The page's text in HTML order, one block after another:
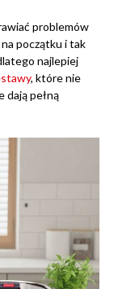
problemów
początku i tak
najlepiej
, które nie
dają pełną